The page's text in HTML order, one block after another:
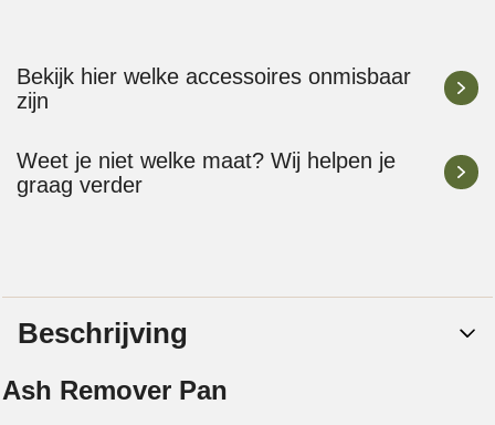
Bekijk hier welke accessoires onmisbaar
zijn
Weet je niet welke maat? Wij helpen je
graag verder
Beschrijving
Ash Remover Pan